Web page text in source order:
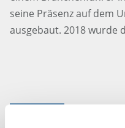
seine Präsenz auf dem
ausgebaut. 2018 wurde